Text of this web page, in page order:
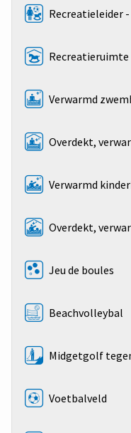
Recreatieleider
Recreatieruimte
Verwarmd
Overdekt,
Verwarmd
Overdekt,
Jeu de boules
Beachvolleybal
Midgetgolf
Voetbalveld